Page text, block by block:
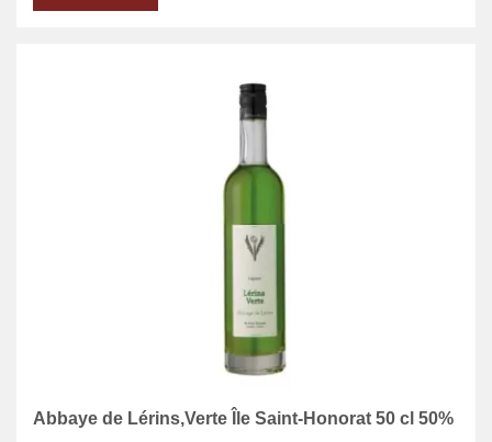
Abbaye de Lérins,Verte Île Saint-Honorat 50 cl 50%